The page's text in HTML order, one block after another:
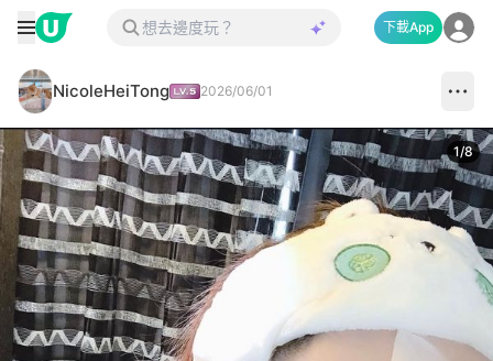
下載App
NicoleHeiTong 2026/06/01
1/8